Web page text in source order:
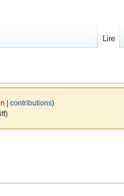
contributions)
Lire